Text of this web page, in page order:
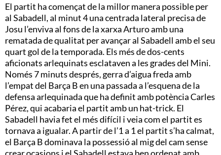
El partit ha començat de la millor manera possible per
al Sabadell, al minut 4 una centrada lateral precisa de
Josu l’enviva al fons de la xarxa Arturo amb una
rematada de qualitat per avançar al Sabadell amb el seu
quart gol de la temporada. Els més de dos-cents
aficionats arlequinats esclataven a les grades del Mini.
Només 7 minuts després, gerra d’aigua freda amb
l’empat del Barça B en una passada a l’esquena de la
defensa arlequinada que ha definit amb potència Carles
Pérez, qui acabaria el partit amb un hat-trick. El
Sabadell havia fet el més difícil i veia com el partit es
tornava a igualar. A partir de l’1 a 1 el partit s’ha calmat,
el Barça B dominava la possessió al mig del cam sense